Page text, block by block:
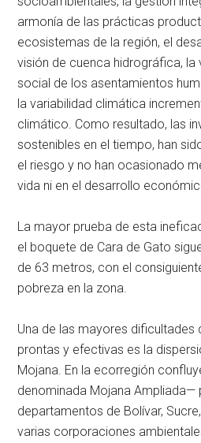
armonía de las prácticas
ecosistemas de la región, el
visión de cuenca hidrográfica, la
social de los asentamientos
la variabilidad climática
climático. Como resultado, las
sostenibles en el tiempo, han
el riesgo y no han ocasionado
vida ni en el desarrollo
La mayor prueba de esta
el boquete de Cara de Gato
de 63 metros, con el
pobreza en la zona.
Una de las mayores dificultades
prontas y efectivas es la
Mojana. En la ecorregión
denominada Mojana Ampliada—
departamentos de Bolívar,
varias corporaciones